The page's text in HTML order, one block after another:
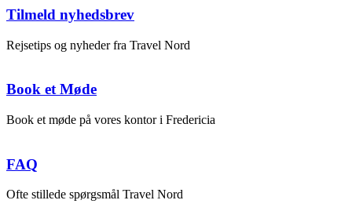
Tilmeld nyhedsbrev
Rejsetips og nyheder fra Travel Nord
Book et Møde
Book et møde på vores kontor i Fredericia
FAQ
Ofte stillede spørgsmål Travel Nord